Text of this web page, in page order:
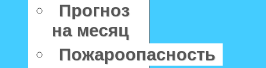
Прогноз
на месяц
Пожароопасность